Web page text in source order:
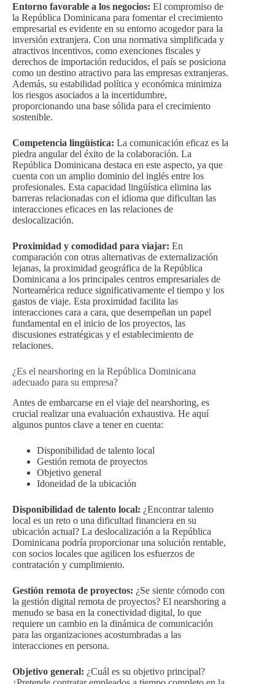
Entorno favorable a los negocios: El compromiso de
la República Dominicana para fomentar el crecimiento
empresarial es evidente en su entorno acogedor para la
inversión extranjera. Con una normativa simplificada y
atractivos incentivos, como exenciones fiscales y
derechos de importación reducidos, el país se posiciona
como un destino atractivo para las empresas extranjeras.
Además, su estabilidad política y económica minimiza
los riesgos asociados a la incertidumbre,
proporcionando una base sólida para el crecimiento
sostenible.
Competencia lingüística: La comunicación eficaz es la
piedra angular del éxito de la colaboración. La
República Dominicana destaca en este aspecto, ya que
cuenta con un amplio dominio del inglés entre los
profesionales. Esta capacidad lingüística elimina las
barreras relacionadas con el idioma que dificultan las
interacciones eficaces en las relaciones de
deslocalización.
Proximidad y comodidad para viajar: En
comparación con otras alternativas de externalización
lejanas, la proximidad geográfica de la República
Dominicana a los principales centros empresariales de
Norteamérica reduce significativamente el tiempo y los
gastos de viaje. Esta proximidad facilita las
interacciones cara a cara, que desempeñan un papel
fundamental en el inicio de los proyectos, las
discusiones estratégicas y el establecimiento de
relaciones.
¿Es el nearshoring en la República Dominicana
adecuado para su empresa?
Antes de embarcarse en el viaje del nearshoring, es
crucial realizar una evaluación exhaustiva. He aquí
algunos puntos clave a tener en cuenta:
Disponibilidad de talento local
Gestión remota de proyectos
Objetivo general
Idoneidad de la ubicación
Disponibilidad de talento local: ¿Encontrar talento
local es un reto o una dificultad financiera en su
ubicación actual? La deslocalización a la República
Dominicana podría proporcionar una solución rentable,
con socios locales que agilicen los esfuerzos de
contratación y cumplimiento.
Gestión remota de proyectos: ¿Se siente cómodo con
la gestión digital remota de proyectos? El nearshoring a
menudo se basa en la conectividad digital, lo que
requiere un cambio en la dinámica de comunicación
para las organizaciones acostumbradas a las
interacciones en persona.
Objetivo general: ¿Cuál es su objetivo principal?